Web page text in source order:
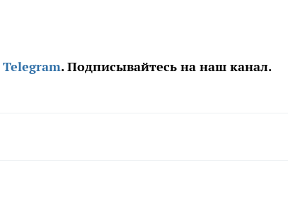
Telegram. Подписывайтесь на наш канал.